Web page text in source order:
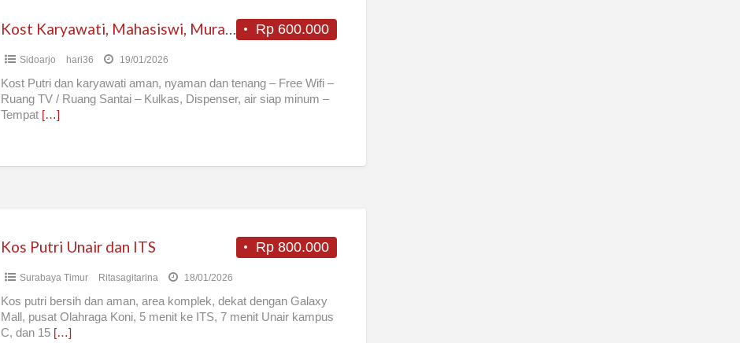
Rp 600.000
Sidoarjo hari36 19/01/2026
Kost Putri dan karyawati aman, nyaman dan tenang – Free Wifi –
Ruang TV / Ruang Santai – Kulkas, Dispenser, air siap minum –
Tempat […]
Rp 800.000
Kos Putri Unair dan ITS
Surabaya Timur Ritasagitarina 18/01/2026
Kos putri bersih dan aman, area komplek, dekat dengan Galaxy
Mall, pusat Olahraga Koni, 5 menit ke ITS, 7 menit Unair kampus
C, dan 15 […]